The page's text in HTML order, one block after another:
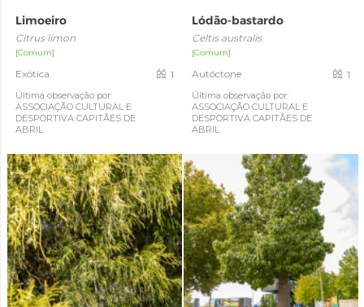
Limoeiro
Citrus limon
[Comum]
Exótica
Última observação por:
ASSOCIAÇÃO CULTURAL E
DESPORTIVA CAPITÃES DE
ABRIL
1
Lódão-bastardo
Celtis australis
[Comum]
Autóctone
Última observação por:
ASSOCIAÇÃO CULTURAL E
DESPORTIVA CAPITÃES DE
ABRIL
1